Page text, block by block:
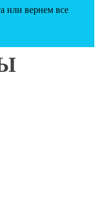
или вернем все